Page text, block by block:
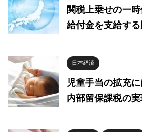
関税上乗せの一
給付金を支給す
日本経済
児童手当の拡充に
内部留保課税の